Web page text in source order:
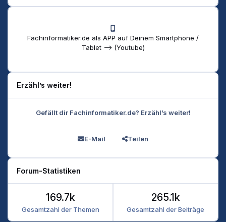
Fachinformatiker.de als APP auf Deinem Smartphone /
Tablet --> (Youtube)
Erzähl’s weiter!
Gefällt dir Fachinformatiker.de? Erzähl’s weiter!
E-Mail Teilen
Forum-Statistiken
Gesamtzahl der Themen
169.7k
Gesamtzahl der Beiträge
265.1k